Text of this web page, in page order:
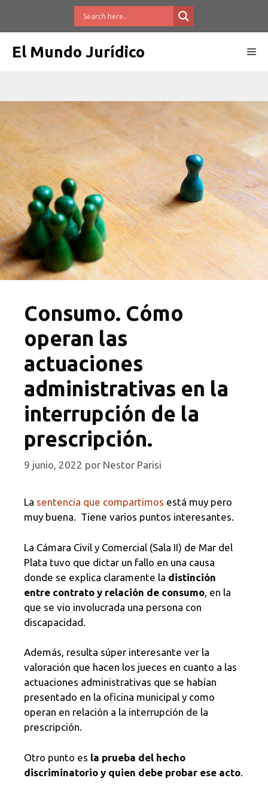
El Mundo Jurídico
Consumo. Cómo
operan las
actuaciones
administrativas en la
interrupción de la
prescripción.
9 junio, 2022 por Nestor Parisi
La sentencia que compartimos está muy pero
muy buena. Tiene varios puntos interesantes.
La Cámara Civil y Comercial (Sala II) de Mar del
Plata tuvo que dictar un fallo en una causa
donde se explica claramente la distinción
entre contrato y relación de consumo , en la
que se vio involucrada una persona con
discapacidad.
Además, resulta súper interesante ver la
valoración que hacen los jueces en cuanto a las
actuaciones administrativas que se habían
presentado en la oficina municipal y como
operan en relación a la interrupción de la
prescripción.
Otro punto es la prueba del hecho
discriminatorio y quien debe probar ese acto